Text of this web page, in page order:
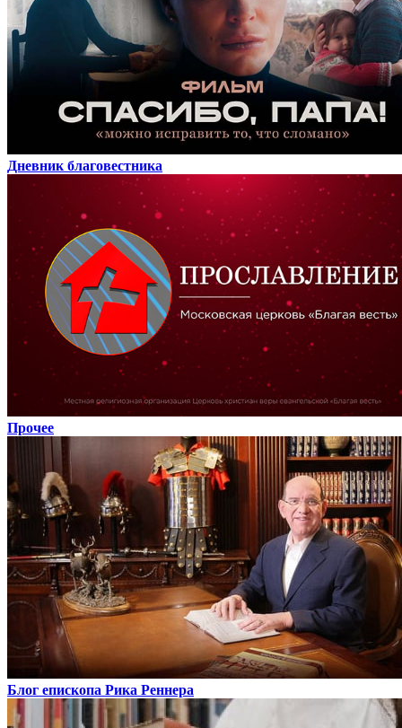
Дневник благовестника
Прочее
Блог епископа Рика Реннера